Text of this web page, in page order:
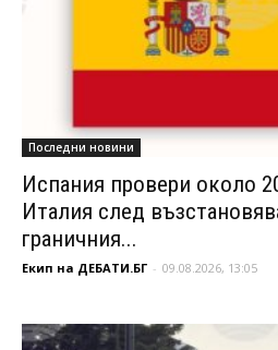
Последни новини
Испания провери около
Италия след
граничния...
Екип на ДЕБАТИ.БГ - 09.08.2026, 13:05